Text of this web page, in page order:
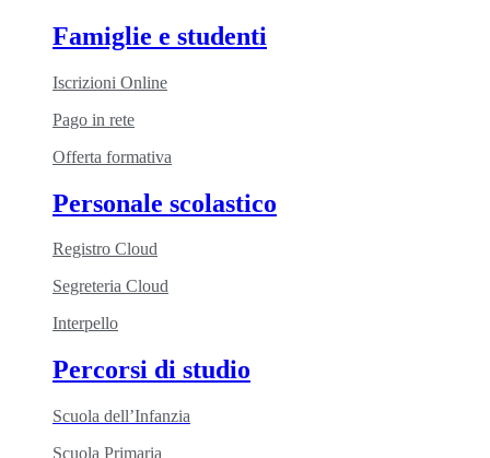
Famiglie e studenti
Iscrizioni Online
Pago in rete
Offerta formativa
Personale scolastico
Registro Cloud
Segreteria Cloud
Interpello
Percorsi di studio
Scuola dell’Infanzia
Scuola Primaria